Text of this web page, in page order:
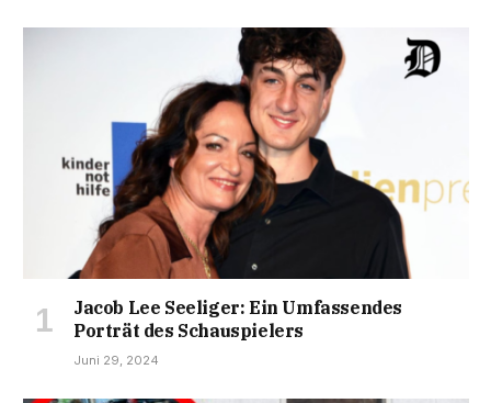
Jacob Lee Seeliger: Ein Umfassendes
Porträt des Schauspielers
Juni 29, 2024